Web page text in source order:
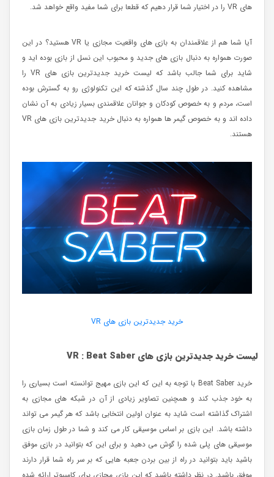
های VR را در اختیار شما قرار دهیم که قطعا برای شما مفید واقع خواهد شد.
آیا شما هم از علاقمندان به بازی های واقعیت مجازی یا VR هستید؟ در این
صورت همواره به دنبال بازی های جدید و محبوب این نسل از بازی بوده اید و
شاید برای شما جالب باشد که لیست خرید جدیدترین بازی های VR را
مشاهده کنید. در طول چند سال گذشته که این تکنولوژی رو به گسترش بوده
است، مردم و به خصوص کودکان و جوانان علاقمندی بسیار زیادی به آن نشان
داده اند و به خصوص گیمر ها همواره به دنبال خرید جدیدترین بازی های VR
هستند.
خرید جدیدترین بازی های VR
لیست خرید جدیدترین بازی های VR : Beat Saber
خرید Beat Saber با توجه به این که این بازی مهیج توانسته است بسیاری را
به خود جذب کند و همچنین تصاویر زیادی از آن در شبکه های مجازی به
اشتراک گذاشته است شاید به عنوان اولین انتخابی باشد که هر گیمر می تواند
داشته باشد. این بازی بر اساس موسیقی کار می کند و شما در طول زمان بازی
موسیقی های پلی شده را گوش می دهید و برای این که بتوانید در بازی موفق
باشید باید بتوانید در راه از بین بردن جعبه هایی که بر سر راه شما قرار دارند